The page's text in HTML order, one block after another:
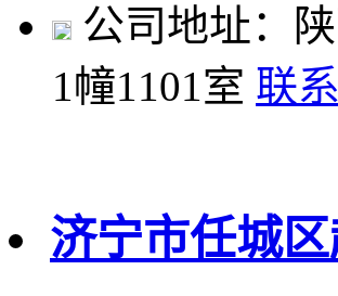
公司地址：
1幢1101室 联
济宁市任城